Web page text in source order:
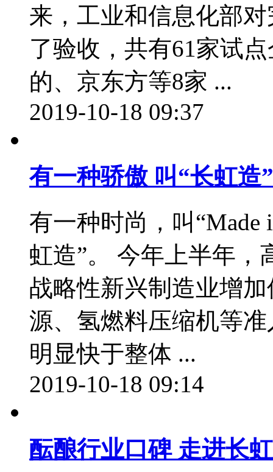
来，工业和信息化部
了验收，共有61家试
的、京东方等8家 ...
2019-10-18 09:37
有一种骄傲 叫“长虹造”
有一种时尚，叫“Made
虹造”。 今年上半年，
战略性新兴制造业增
源、氢燃料压缩机等
明显快于整体 ...
2019-10-18 09:14
酝酿行业口碑 走进长